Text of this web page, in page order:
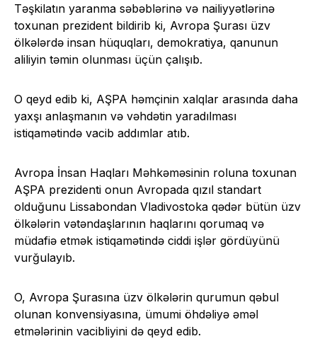
Təşkilatın yaranma səbəblərinə və nailiyyətlərinə
toxunan prezident bildirib ki, Avropa Şurası üzv
ölkələrdə insan hüquqları, demokratiya, qanunun
aliliyin təmin olunması üçün çalışıb.
O qeyd edib ki, AŞPA həmçinin xalqlar arasında daha
yaxşı anlaşmanın və vəhdətin yaradılması
istiqamətində vacib addımlar atıb.
Avropa İnsan Haqları Məhkəməsinin roluna toxunan
AŞPA prezidenti onun Avropada qızıl standart
olduğunu Lissabondan Vladivostoka qədər bütün üzv
ölkələrin vətəndaşlarının haqlarını qorumaq və
müdafiə etmək istiqamətində ciddi işlər gördüyünü
vurğulayıb.
O, Avropa Şurasına üzv ölkələrin qurumun qəbul
olunan konvensiyasına, ümumi öhdəliyə əməl
etmələrinin vacibliyini də qeyd edib.